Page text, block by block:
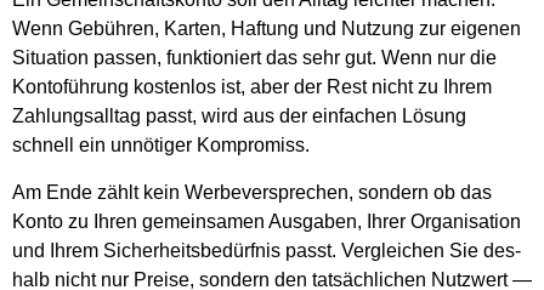
Wenn Gebüh­ren, Kar­ten, Haf­tung und Nut­zung zur eige­nen
Situa­ti­on pas­sen, funk­tio­niert das sehr gut. Wenn nur die
Kon­to­füh­rung kos­ten­los ist, aber der Rest nicht zu Ihrem
Zah­lungs­all­tag passt, wird aus der ein­fa­chen Lösung
schnell ein unnö­ti­ger Kom­pro­miss.
Am Ende zählt kein Wer­be­ver­spre­chen, son­dern ob das
Kon­to zu Ihren gemein­sa­men Aus­ga­ben, Ihrer Orga­ni­sa­ti­on
und Ihrem Sicher­heits­be­dürf­nis passt. Ver­glei­chen Sie des­
halb nicht nur Prei­se, son­dern den tat­säch­li­chen Nutz­wert —